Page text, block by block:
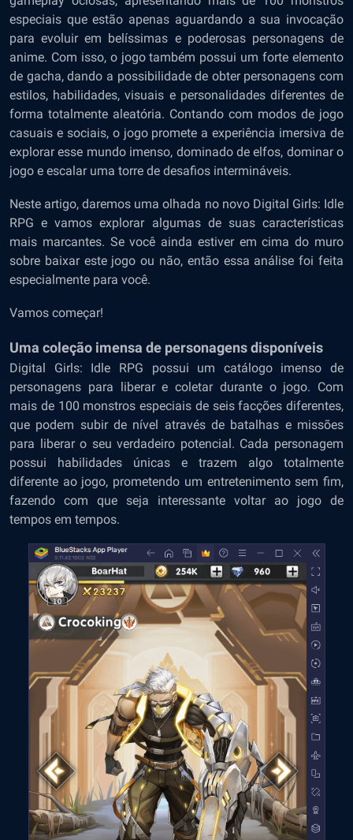
especiais que estão apenas aguardando a sua invocação
para evoluir em belíssimas e poderosas personagens de
anime. Com isso, o jogo também possui um forte elemento
de gacha, dando a possibilidade de obter personagens com
estilos, habilidades, visuais e personalidades diferentes de
forma totalmente aleatória. Contando com modos de jogo
casuais e sociais, o jogo promete a experiência imersiva de
explorar esse mundo imenso, dominado de elfos, dominar o
jogo e escalar uma torre de desafios intermináveis.
Neste artigo, daremos uma olhada no novo Digital Girls: Idle
RPG e vamos explorar algumas de suas características
mais marcantes. Se você ainda estiver em cima do muro
sobre baixar este jogo ou não, então essa análise foi feita
especialmente para você.
Vamos começar!
Uma coleção imensa de personagens disponíveis
Digital Girls: Idle RPG possui um catálogo imenso de
personagens para liberar e coletar durante o jogo. Com
mais de 100 monstros especiais de seis facções diferentes,
que podem subir de nível através de batalhas e missões
para liberar o seu verdadeiro potencial. Cada personagem
possui habilidades únicas e trazem algo totalmente
diferente ao jogo, prometendo um entretenimento sem fim,
fazendo com que seja interessante voltar ao jogo de
tempos em tempos.